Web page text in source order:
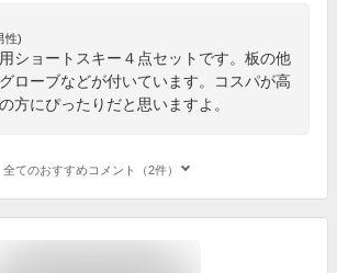
性)
ショートスキー４点セットです。板の他
ローブなどが付いています。コスパが高
方にぴったりだと思いますよ。
全てのおすすめコメント（2件）